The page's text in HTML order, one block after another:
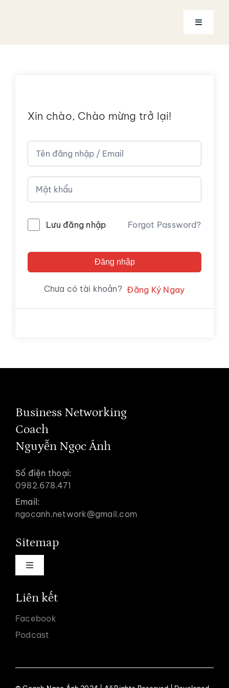
Toggle
Khóa học
Tài khoản
Xin chào, Chào mừng trở lại!
Alternative:
Lưu đăng nhập Forgot Password?
Đăng nhập
Chưa có tài khoản? Đăng Ký Ngay
Business Networking
Coach
Nguyễn Ngọc Ánh
Số điện thoại:
0982.678.471
Email:
ngocanh.network@gmail.com
Sitemap
Toggle
Trang chủ
Liên kết
Facebook
Podcast